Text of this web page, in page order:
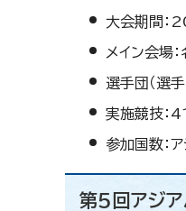
大会期間：
メイン会場
選手団（選
実施競技：
参加国数：
第5回アジ